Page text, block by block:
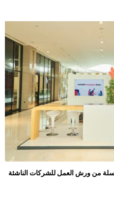
من ورش العمل للشركات الناشئة